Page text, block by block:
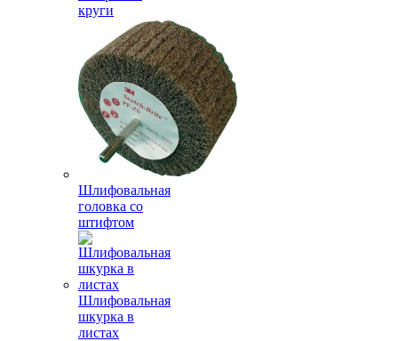
круги
Шлифовальная
головка со
штифтом
Шлифовальная
шкурка в
листах